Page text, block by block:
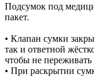
Подсумок под
пакет.
• Клапан сумки
так и ответной
чтобы не переживать
• При раскрытии